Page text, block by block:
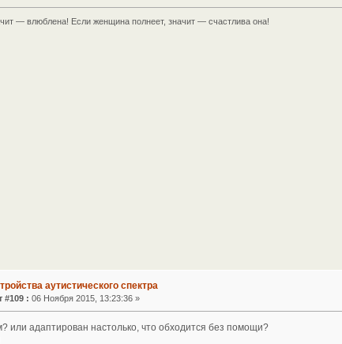
— влюблена! Если женщина полнеет, значит — счастлива она!
аутистического спектра
#109 : 06 Ноября 2015, 13:23:36 »
или адаптирован настолько, что обходится без помощи?